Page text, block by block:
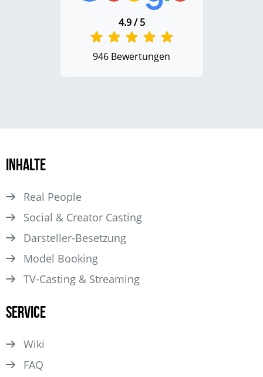
4.9 / 5
946 Bewertungen
Inhalte
Real People
Social & Creator Casting
Darsteller­-Besetzung
Model Booking
TV-Casting & Streaming
Service
Wiki
FAQ